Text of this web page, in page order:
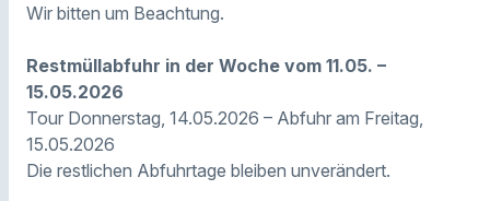
Wir bitten um Beachtung.
Restmüllabfuhr in der Woche vom 11.05. –
15.05.2026
Tour Donnerstag, 14.05.2026 – Abfuhr am Freitag,
15.05.2026
Die restlichen Abfuhrtage bleiben unverändert.